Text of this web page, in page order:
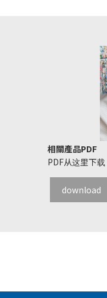
相關產品PDF
PDF从这里下载
download